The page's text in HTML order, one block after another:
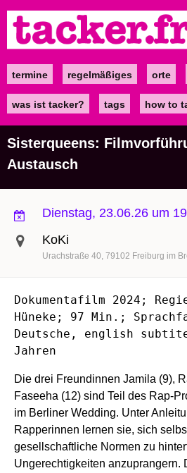
zum
Inhalt
Maintermine regelmäßiges orte
was ist tacker? tags how to
Sisterqueens:
Austausch
Dienstag, 23.06.26 um
KoKi
Urachstraße 40 79102 Freiburg im
Dokumentafilm 2024;
Hüneke; 97 Mi n. ;
Deutsche, english
Jahren
Die drei Freundinnen Jamila (9),
Faseeha (12) sind Teil des Rap-
im Berliner Wedding. Unter
Rapperinnen lernen sie, sich
gesellschaftliche Normen zu
Ungerechtigkeiten anzuprangern.